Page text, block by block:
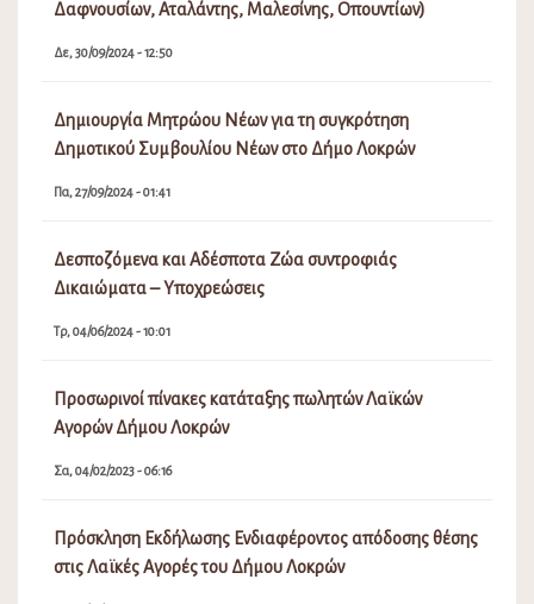
Προκήρυξη Παραδοσιακής Εμποροπανήγυρης
Δε, 22/06/2026 - 09:25
Κάρτα Δημότη Λοκρών
Πολεοδομικού Σχεδίου (Τ.Π.Σ.) Δήμου Λοκρών (ΔΕ
Δε, 30/09/2024 - 12:50